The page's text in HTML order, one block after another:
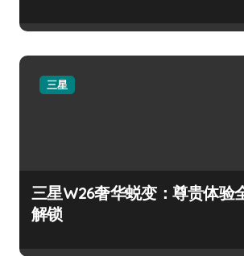
三星
三星W26奢华蜕变：尊贵体验
解锁